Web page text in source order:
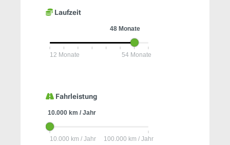
Laufzeit
Fahrleistung